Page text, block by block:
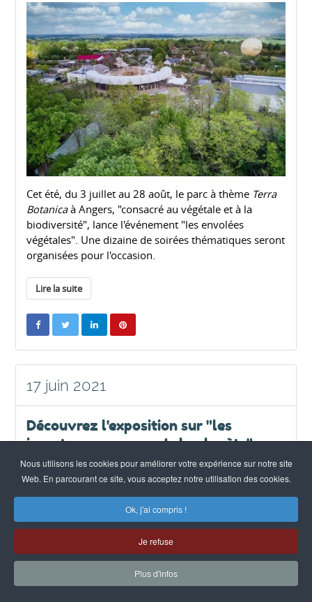
Cet été, du 3 juillet au 28 août, le parc à thème Terra
Botanicaà Angers, "consacré au végétale et à la
biodiversité", lance l'événement "les envolées
végétales". Une dizaine de soirées thématiques seront
organisées pour l'occasion.
Lire la suite
17 juin 2021
Découvrez l'exposition sur "les
insectes au secours de la planète"
Biodiversité & végétalisation
Nous utilisons les cookies pour améliorer votre expérience sur notre site
Web. En parcourant ce site, vous acceptez notre utilisation des cookies.
Ok, j'ai compris !
Je refuse
Plus d'infos